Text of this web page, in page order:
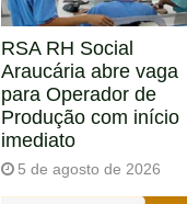
RSA RH Social
Araucária abre vaga
para Operador de
Produção com início
imediato
5 de agosto de 2026